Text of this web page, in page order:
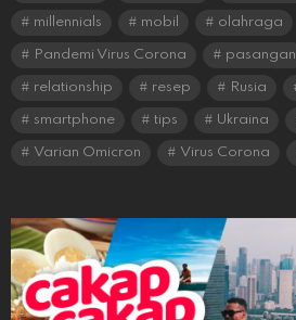
millennials mobil olahraga
Pandemi Virus Corona pasangan
relationship resep Rusia
smartphone tips Ukraina
Varian Omicron Virus Corona